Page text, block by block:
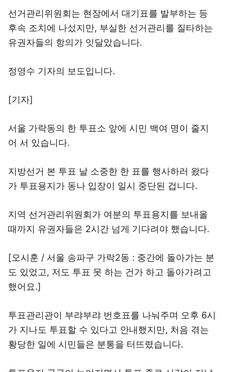
선거관리위원회는 현장에서 대기표를 발부하는 등
후속 조치에 나섰지만, 부실한 선거관리를 질타하는
유권자들의 항의가 잇달았습니다.
정영수 기자의 보도입니다.
[기자]
서울 가락동의 한 투표소 앞에 시민 백여 명이 줄지
어 서 있습니다.
지방선거 본 투표 날 소중한 한 표를 행사하러 왔다
가 투표용지가 동나 입장이 일시 중단된 겁니다.
지역 선거관리위원회가 여분의 투표용지를 보내올
때까지 유권자들은 2시간 넘게 기다려야 했습니다.
[오시훈 / 서울 송파구 가락2동 : 중간에 돌아가는 분
도 있었고, 저도 투표 못 하는 건가 하고 돌아가려고
했어요.]
투표관리관이 부랴부랴 번호표를 나눠주며 오후 6시
가 지나도 투표할 수 있다고 안내했지만, 처음 겪는
황당한 일에 시민들은 분통을 터뜨렸습니다.